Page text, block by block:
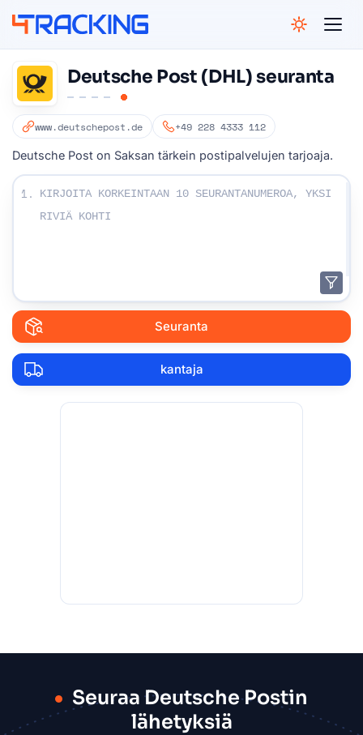
Deutsche Post (DHL) seuranta
www.deutschepost.de +49 228 4333 112
Deutsche Post on Saksan tärkein postipalvelujen tarjoaja.
Kirjoita seurannumerosi:
1.
Seuranta
kantaja
Seuraa Deutsche Postin
lähetyksiä